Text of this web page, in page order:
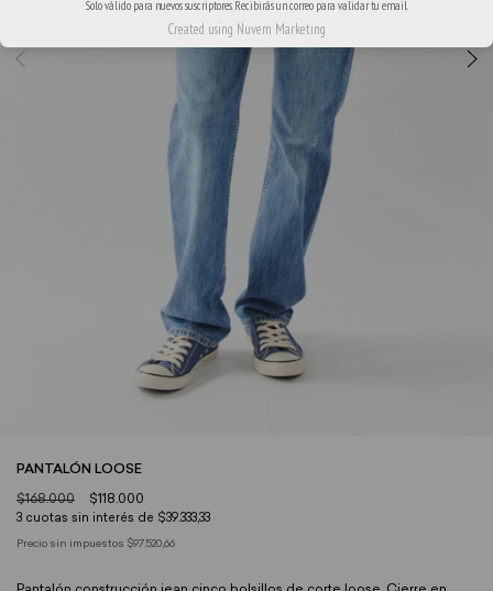
PANTALÓN LOOSE
$168.000 $118.000
3 cuotas sin interés de $39.333,33
Precio sin impuestos $97.520,66
Solo válido para nuevos suscriptores. Recibirás un correo para validar tu email.
Created using Nuvem Marketing